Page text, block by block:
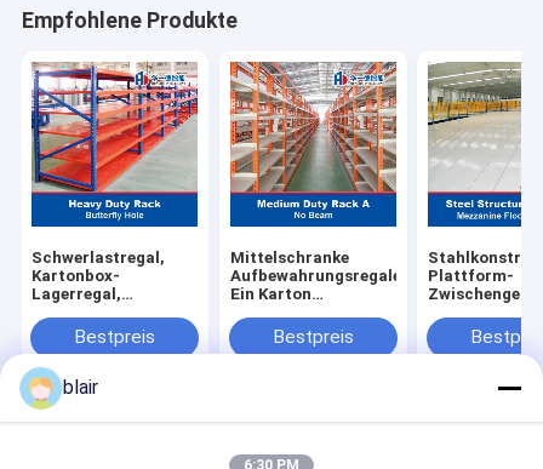
Empfohlene Produkte
Schwerlastregal,
Kartonbox-
Lagerregal,
Regal, Lagerregal
Bestpreis
Mittelschranke
Aufbewahrungsregalen
Ein Karton
Langflächige
Aufbewahrungsregale
Bestpreis
Plattform-
Speicher-
Startseite Über uns
Desktop Site
Sitemap
Privacy Policy
blair
6:30 PM